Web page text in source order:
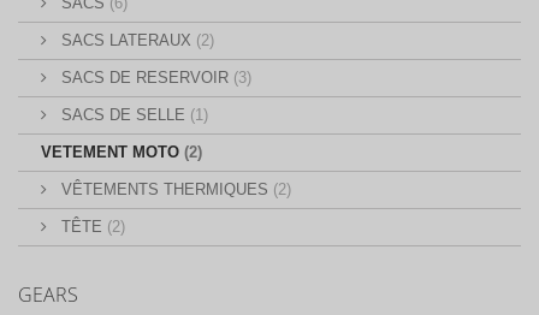
SACS LATERAUX (2)
SACS DE RESERVOIR (3)
SACS DE SELLE (1)
VETEMENT MOTO (2)
VÊTEMENTS THERMIQUES (2)
TÊTE (2)
GEARS